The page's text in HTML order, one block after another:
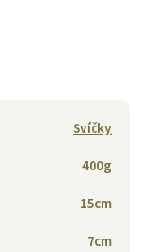
Svíčky
400g
15cm
7cm